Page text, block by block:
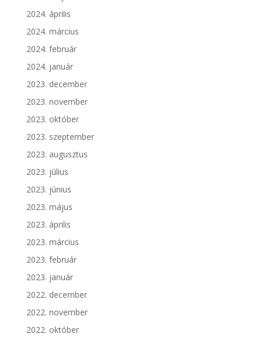
2024. április
2024. március
2024. február
2024. január
2023. december
2023. november
2023. október
2023. szeptember
2023. augusztus
2023. július
2023. június
2023. május
2023. április
2023. március
2023. február
2023. január
2022. december
2022. november
2022. október